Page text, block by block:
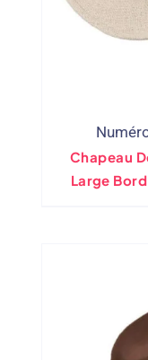
Chapeau
Large